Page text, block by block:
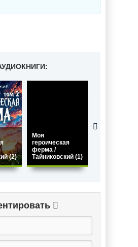
(2)
Моя
героическая
ферма /
Тайниковский (1)